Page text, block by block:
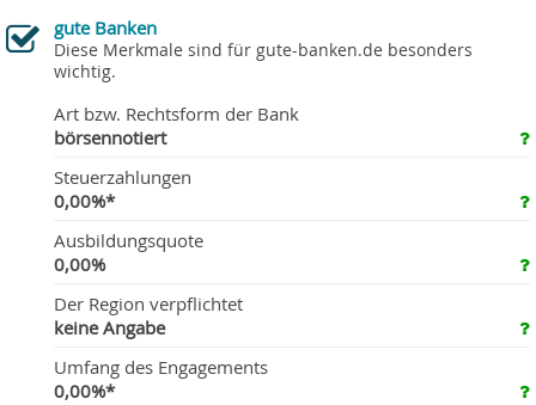
gute Banken
Diese Merkmale sind für gute-banken.de besonders
wichtig.
Art bzw. Rechtsform der Bank
börsennotiert
Steuerzahlungen
0,00%*
Ausbildungsquote
0,00%
Der Region verpflichtet
keine Angabe
Umfang des Engagements
0,00%*